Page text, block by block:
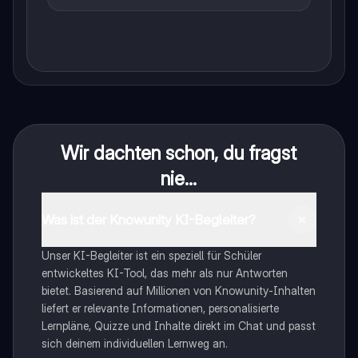
Wir dachten schon, du fragst
nie...
Unser KI-Begleiter ist ein speziell für Schüler
entwickeltes KI-Tool, das mehr als nur Antworten
bietet. Basierend auf Millionen von Knowunity-Inhalten
liefert er relevante Informationen, personalisierte
Lernpläne, Quizze und Inhalte direkt im Chat und passt
sich deinem individuellen Lernweg an.